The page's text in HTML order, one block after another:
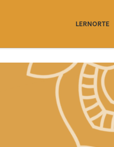
LERNORTE